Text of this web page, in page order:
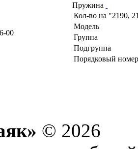
00
Пружина
Кол-во на "2190,
Модель
Группа
Подгруппа
Порядковый
© 2026